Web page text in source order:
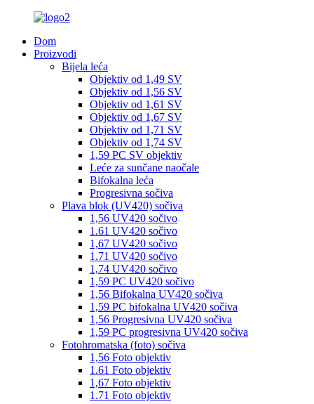
Dom
Proizvodi
Bijela leća
Objektiv od 1,49 SV
Objektiv od 1,56 SV
Objektiv od 1,61 SV
Objektiv od 1,67 SV
Objektiv od 1,71 SV
Objektiv od 1,74 SV
1,59 PC SV objektiv
Leće za sunčane naočale
Bifokalna leća
Progresivna sočiva
Plava blok (UV420) sočiva
1,56 UV420 sočivo
1.61 UV420 sočivo
1,67 UV420 sočivo
1.71 UV420 sočivo
1,74 UV420 sočivo
1,59 PC UV420 sočivo
1,56 Bifokalna UV420 sočiva
1,59 PC bifokalna UV420 sočiva
1,56 Progresivna UV420 sočiva
1,59 PC progresivna UV420 sočiva
Fotohromatska (foto) sočiva
1,56 Foto objektiv
1.61 Foto objektiv
1,67 Foto objektiv
1.71 Foto objektiv